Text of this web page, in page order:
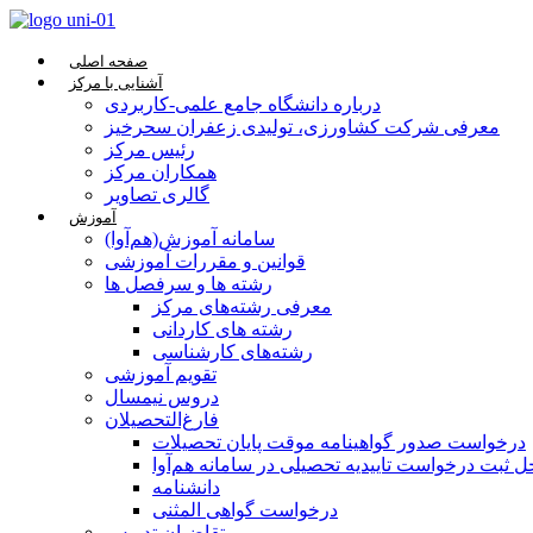
صفحه اصلی
آشنایی با مرکز
درباره دانشگاه جامع علمی-کاربردی
معرفی شرکت کشاورزی، تولیدی زعفران سحرخیز
رئیس مرکز
همکاران مرکز
گالری تصاویر
آموزش
سامانه آموزش(هم‌آوا)
قوانین و مقررات آموزشی
رشته ها و سرفصل ها
معرفی رشته‌های مرکز
رشته های کاردانی
رشته‌های کارشناسی
تقویم آموزشی
دروس نیمسال
فارغ‌التحصیلان
درخواست صدور گواهینامه موقت پایان تحصیلات
ثبت درخواست تاییدیه تحصیلی در سامانه هم‌آوا
دانشنامه
درخواست گواهی المثنی